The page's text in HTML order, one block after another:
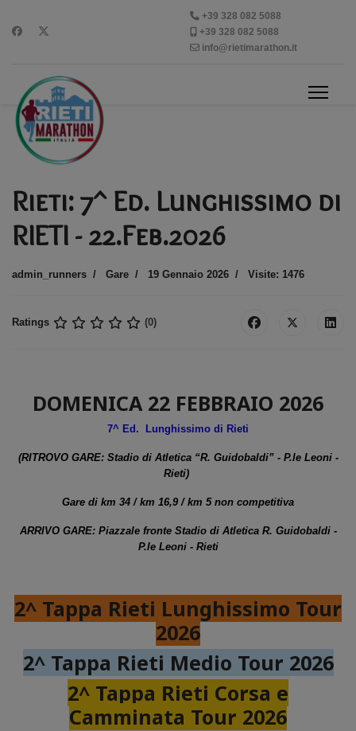
+39 328 082 5088
+39 328 082 5088
info@rietimarathon.it
Rieti: 7^ Ed. Lunghissimo di
RIETI - 22.Feb.2026
admin_runners Gare 19 Gennaio 2026 Visite: 1476
Ratings (0)
DOMENICA 22 FEBBRAIO 2026
7^ Ed. Lunghissimo di Rieti
(RITROVO GARE: Stadio di Atletica “R. Guidobaldi” - P.le Leoni -
Rieti)
Gare di km 34 / km 16,9 / km 5 non competitiva
ARRIVO GARE: Piazzale fronte Stadio di Atletica R. Guidobaldi -
P.le Leoni - Rieti
2^ Tappa Rieti Lunghissimo Tour
2026
2^ Tappa Rieti Medio Tour 2026
2^ Tappa Rieti Corsa e
Camminata Tour 2026